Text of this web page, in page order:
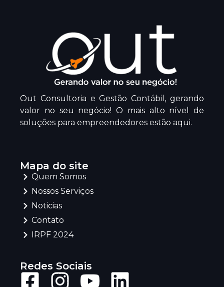
Out Consultoria e Gestão Contábil, gerando
valor no seu negócio! O mais alto nível de
soluções para empreendedores estão aqui.
Mapa do site
Quem Somos
Nossos Serviços
Noticias
Contato
IRPF 2024
Redes Sociais